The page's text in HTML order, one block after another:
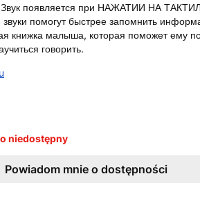
Звук появляется при НАЖАТИИ НА
помогут быстрее запомнить
книжка малыша, которая поможет ему
говорить.
niedostępny
Powiadom mnie o dostępności